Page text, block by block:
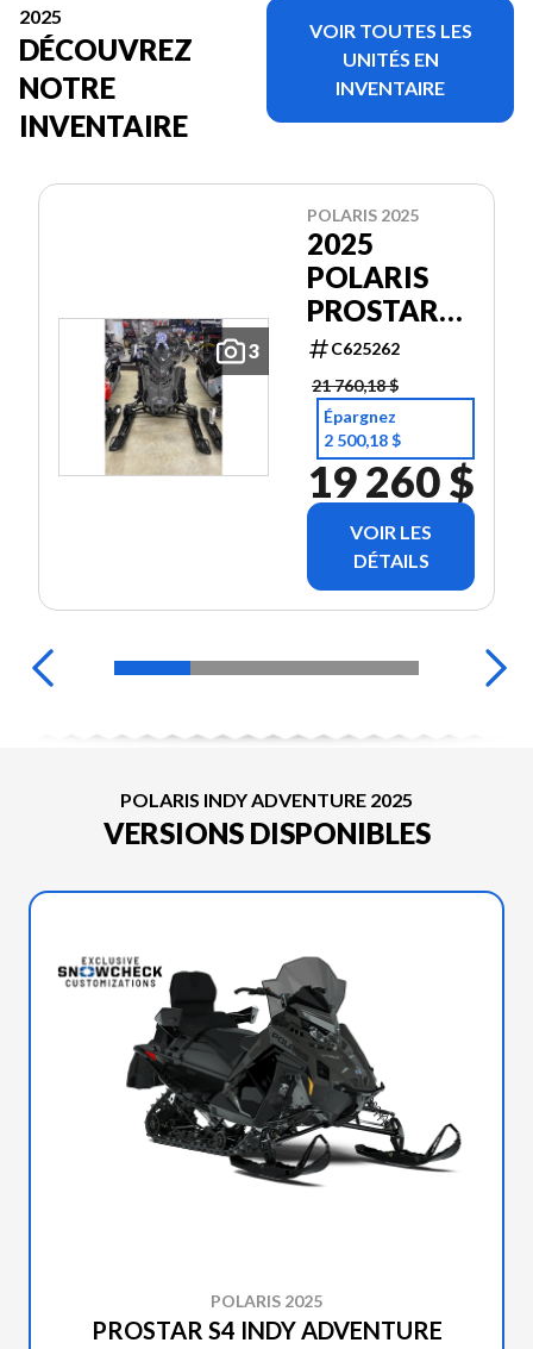
2025
DÉCOUVREZ
NOTRE
INVENTAIRE
VOIR TOUTES LES
UNITÉS EN
INVENTAIRE
3
POLARIS 2025
2025
POLARIS
PROSTAR
S4 INDY
ADV 137
C625262
21 760,18 $
Épargnez
2 500,18 $
19 260 $
VOIR LES
DÉTAILS
POLARIS INDY ADVENTURE 2025
VERSIONS DISPONIBLES
POLARIS 2025
PROSTAR S4 INDY ADVENTURE